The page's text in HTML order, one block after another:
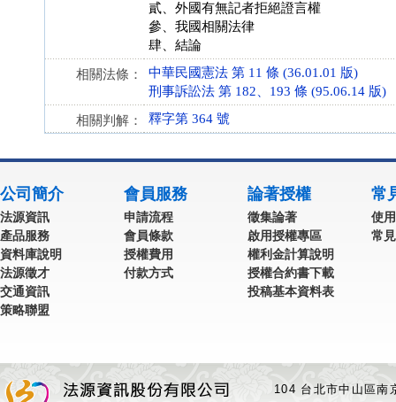
貳、外國有無記者拒絕證言權
參、我國相關法律
肆、結論
相關法條：
中華民國憲法 第 11 條 (36.01.01 版)
刑事訴訟法 第 182、193 條 (95.06.14 版)
相關判解： 釋字第 364 號
公司簡介
法源資訊
產品服務
資料庫說明
法源徵才
交通資訊
策略聯盟
會員服務
申請流程
會員條款
授權費用
付款方式
論著授權
徵集論著
啟用授權專區
權利金計算說明
授權合約書下載
投稿基本資料表
常
使
常
104 台北市中山區